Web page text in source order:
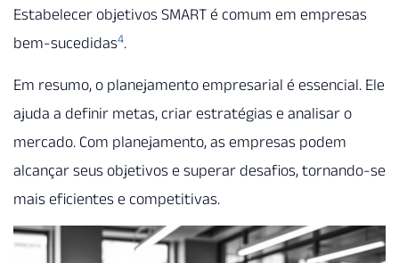
Estabelecer objetivos SMART é comum em empresas
bem-sucedidas4.
Em resumo, o planejamento empresarial é essencial. Ele
ajuda a definir metas, criar estratégias e analisar o
mercado. Com planejamento, as empresas podem
alcançar seus objetivos e superar desafios, tornando-se
mais eficientes e competitivas.